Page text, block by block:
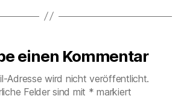
einen Kommentar
Adresse wird nicht veröffentlicht.
Felder sind mit * markiert